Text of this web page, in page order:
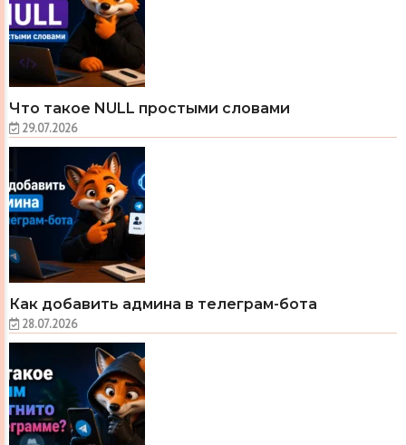
Что такое NULL простыми словами
29.07.2026
Как добавить админа в телеграм-бота
28.07.2026